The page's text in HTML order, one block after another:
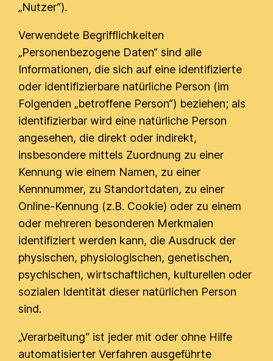
„Nutzer“).
Verwendete Begrifflichkeiten
„Personenbezogene Daten“ sind alle
Informationen, die sich auf eine identifizierte
oder identifizierbare natürliche Person (im
Folgenden „betroffene Person“) beziehen; als
identifizierbar wird eine natürliche Person
angesehen, die direkt oder indirekt,
insbesondere mittels Zuordnung zu einer
Kennung wie einem Namen, zu einer
Kennnummer, zu Standortdaten, zu einer
Online-Kennung (z.B. Cookie) oder zu einem
oder mehreren besonderen Merkmalen
identifiziert werden kann, die Ausdruck der
physischen, physiologischen, genetischen,
psychischen, wirtschaftlichen, kulturellen oder
sozialen Identität dieser natürlichen Person
sind.
„Verarbeitung“ ist jeder mit oder ohne Hilfe
automatisierter Verfahren ausgeführte